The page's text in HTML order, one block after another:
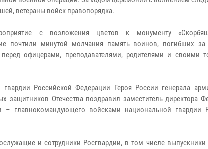
ветераны войск правопорядка.
с возложения цветов к монументу
почтили минутой молчания память воинов, погибших за
офицерами, преподавателями, родителями и своими
Российской Федерации Героя России генерала
защитников Отечества поздравил заместитель директора
главнокомандующего войсками национальной гвардии
и сотрудники Росгвардии, в том числе выпускники